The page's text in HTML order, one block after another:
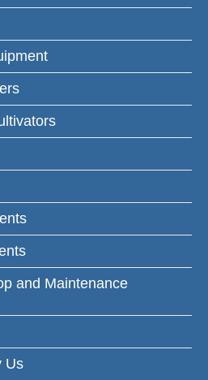
and Maintenance
Us